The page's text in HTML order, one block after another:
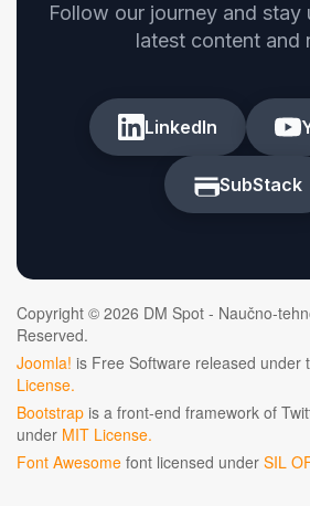
Follow our journey and stay
latest content and
LinkedIn
SubStack
Copyright © 2026 DM Spot - Naučno-
Reserved.
Joomla! is Free Software released under
License.
Bootstrap is a front-end framework of
under MIT License.
Font Awesome font licensed under SIL